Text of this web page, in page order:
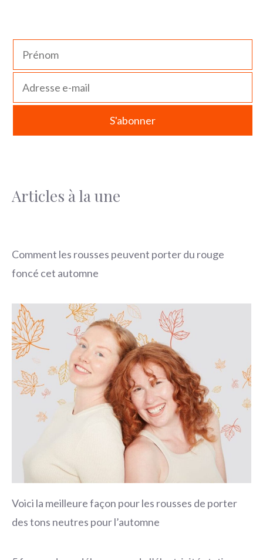
Articles à la une
Comment les rousses peuvent porter du rouge
foncé cet automne
Voici la meilleure façon pour les rousses de porter
des tons neutres pour l’automne